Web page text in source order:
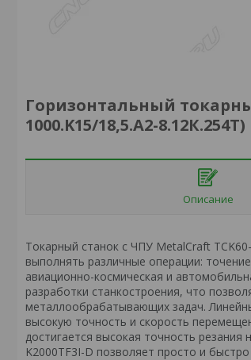
Горизонтальный
1000.K15/18,5.A2-8.12К.254T)
Описание
Токарный станок с ЧПУ MetalCraft
выполнять различные операции:
авиационно-космическая и
разработки станкостроения, что
металлообрабатывающих задач.
высокую точность и скорость
достигается высокая точность
K2000TF3I-D позволяет просто и